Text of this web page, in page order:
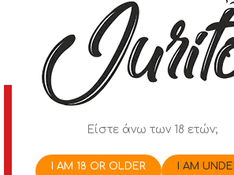
Είστε άνω των 18 ετών;
I AM 18 OR OLDER I AM